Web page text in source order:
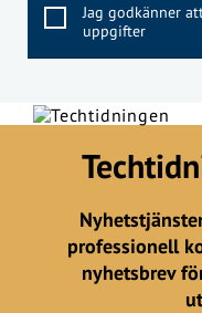
Jag godkänner
uppgifter
professionell
nyhetsbrev